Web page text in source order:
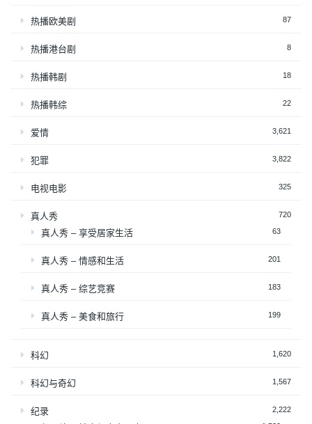
热播欧美剧 87
热播港台剧 8
热播韩剧 18
热播韩综 22
爱情 3,621
犯罪 3,822
电视电影 325
真人秀 720
真人秀 – 享受居家生活 63
真人秀 – 情感和生活 201
真人秀 – 综艺竞赛 183
真人秀 – 美食和旅行 199
科幻 1,620
科幻与奇幻 1,567
纪录 2,222